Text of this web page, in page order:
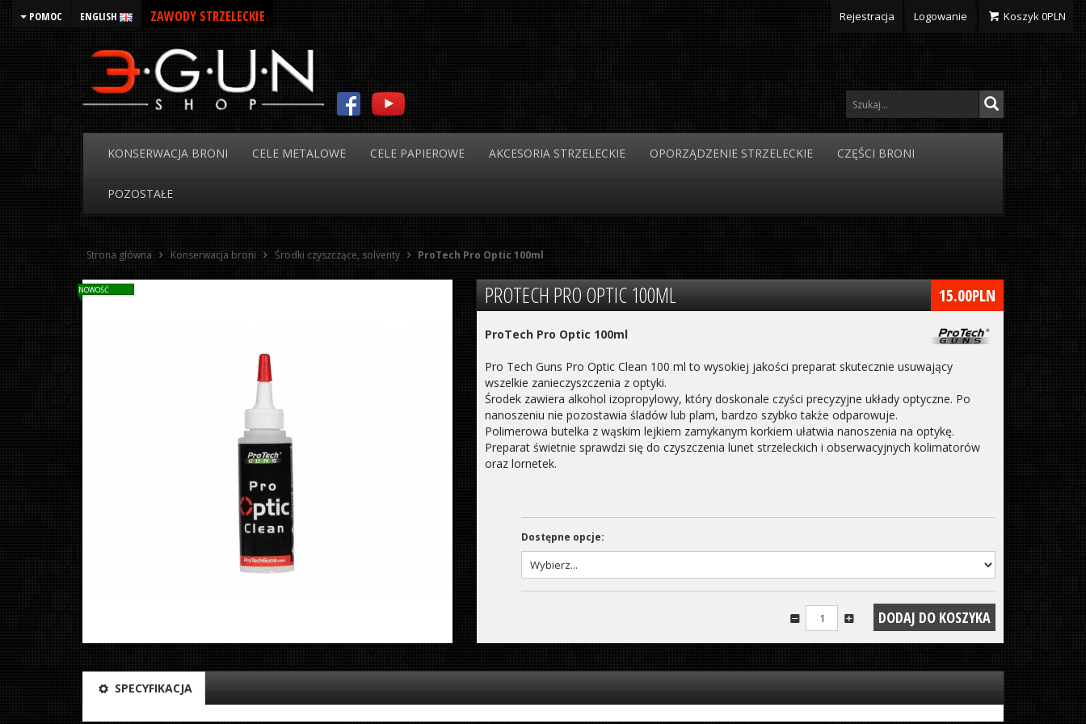
POMOC ENGLISH ZAWODY STRZELECKIE Rejestracja Logowanie Koszyk0PLN
KONSERWACJA BRONI CELE METALOWE CELE PAPIEROWE AKCESORIA STRZELECKIE OPORZĄDZENIE STRZELECKIE CZĘŚCI BRONI
POZOSTAŁE
Strona główna Konserwacja broni Środki czyszczące, solventy ProTech Pro Optic 100ml
PROTECHPRO OPTIC 100ML 15.00PLN
ProTech Pro Optic 100ml
Pro Tech Guns Pro Optic Clean 100 ml to wysokiej jakości preparat skutecznie usuwający
wszelkie zanieczyszczenia z optyki.
Środek zawiera alkohol izopropylowy, który doskonale czyści precyzyjne układy optyczne. Po
nanoszeniu nie pozostawia śladów lub plam, bardzo szybko także odparowuje.
Polimerowa butelka z wąskim lejkiem zamykanym korkiem ułatwia nanoszenia na optykę.
Preparat świetnie sprawdzi się do czyszczenia lunet strzeleckich i obserwacyjnych kolimatorów
oraz lornetek.
Dostępne opcje:
NOWOŚĆ
SPECYFIKACJA